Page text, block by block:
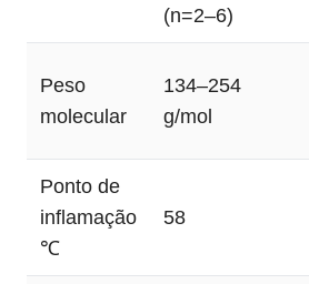
(n=2–6)
Peso
molecular
134–254
g/mol
Ponto de
inflamação
℃
58